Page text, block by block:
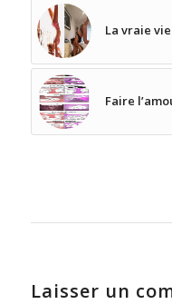
La vraie
Faire
Laisser un